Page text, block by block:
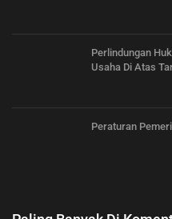
Perlindungan
Usaha Di Atas
Peraturan